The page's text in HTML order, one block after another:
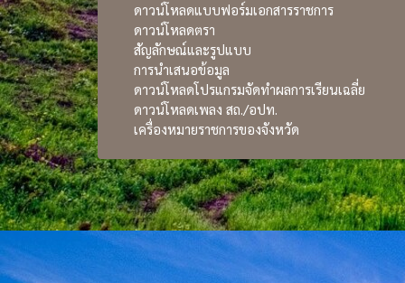
ดาวน์โหลดแบบฟอร์มเอกสารราชการ
ดาวน์โหลดตรา
สัญลักษณ์และรูปแบบ
การนำเสนอข้อมูล
ดาวน์โหลดโปรแกรมจัดทำผลการเรียนเฉลี่ย
ดาวน์โหลดเพลง สถ./อปท.
เครื่องหมายราชการของจังหวัด